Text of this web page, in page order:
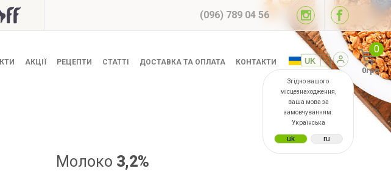
(096) 789 04 56
АКЦІЇ РЕЦЕПТИ СТАТТІ ДОСТАВКА ТА ОПЛАТА КОНТАКТИ
Згідно вашого
місцезнаходження,
ваша мова за
замовчуванням:
Українська
0
0грн
Молоко 3,2%